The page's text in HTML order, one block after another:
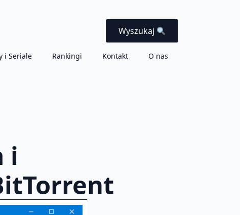
Wyszukaj
i Seriale Rankingi Kontakt O nas
i